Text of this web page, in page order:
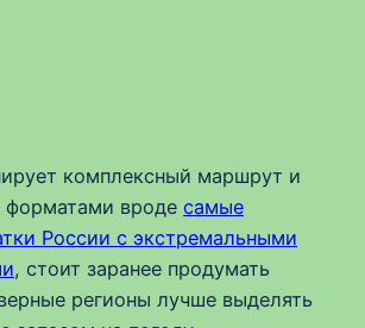
комплексный маршрут и
форматами вроде самые
России с экстремальными
, стоит заранее продумать
регионы лучше выделять